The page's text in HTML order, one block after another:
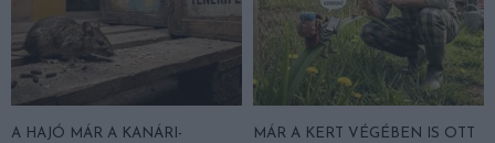
A HAJÓ MÁR A KANÁRI-
MÁR A KERT VÉGÉBEN IS OTT